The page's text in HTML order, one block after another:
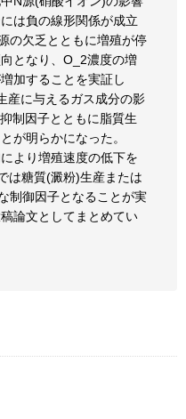
は負の線形関係が成立
の欠乏とともに増殖が停
となり、O_2濃度の増
加することを実証し
産に与えるガス成分の影
制因子とともに脂質生
が明らかになった。
より増殖速度の低下を
は糖質(澱粉)生産または
制御因子となることが実
論文としてまとめてい